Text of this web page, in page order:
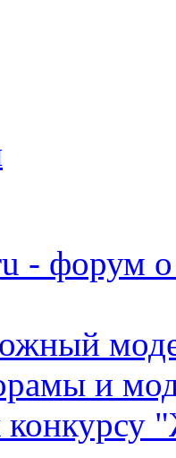
- форум
и
конкурсу